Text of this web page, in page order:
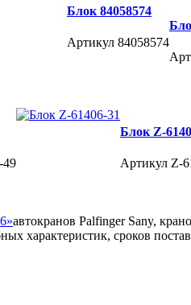
Блок 84058574
Артикул 84058574
49
Блок Z-
Артикул Z-
»автокранов Palfinger Sany,
характеристик, сроков